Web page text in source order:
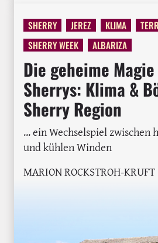
SHERRY JEREZ KLIMA
SHERRY WEEK
ALBARIZA
Die geheime
Sherrys: Klima &
Sherry Region
... ein Wechselspiel zwischen
und kühlen Winden
MARION ROCKSTROH-KRUFT